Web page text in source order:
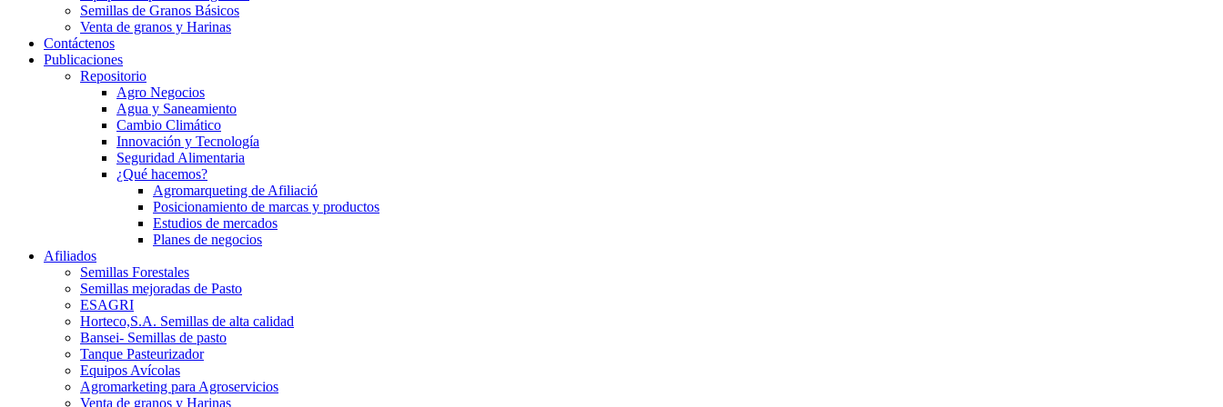
Semillas de Granos Básicos
Venta de granos y Harinas
Contáctenos
Publicaciones
Repositorio
Agro Negocios
Agua y Saneamiento
Cambio Climático
Innovación y Tecnología
Seguridad Alimentaria
¿Qué hacemos?
Agromarqueting de Afiliació
Posicionamiento de marcas y productos
Estudios de mercados
Planes de negocios
Afiliados
Semillas Forestales
Semillas mejoradas de Pasto
ESAGRI
Horteco,S.A. Semillas de alta calidad
Bansei- Semillas de pasto
Tanque Pasteurizador
Equipos Avícolas
Agromarketing para Agroservicios
Venta de granos y Harinas